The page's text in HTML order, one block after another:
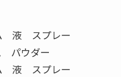
スプレー
ウダー
液 スプレー